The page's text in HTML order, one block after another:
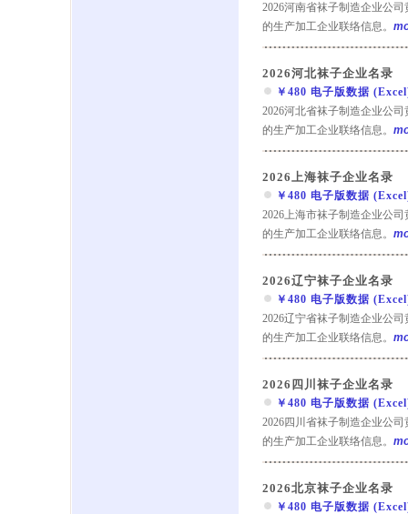
2026河南省袜子制造企业公
的生产加工企业联络信息。
2026河北袜子企业名录
￥480 电子版数据
2026河北省袜子制造企业公
的生产加工企业联络信息。
2026上海袜子企业名录
￥480 电子版数据
2026上海市袜子制造企业公
的生产加工企业联络信息。
2026辽宁袜子企业名录
￥480 电子版数据
2026辽宁省袜子制造企业公
的生产加工企业联络信息。
2026四川袜子企业名录
￥480 电子版数据
2026四川省袜子制造企业公
的生产加工企业联络信息。
2026北京袜子企业名录
￥480 电子版数据